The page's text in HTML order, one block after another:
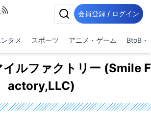
会員登録 / ログイン
タメ スポーツ アニメ・ゲーム BtoB・
イルファクトリー (Smile F
actory,LLC)